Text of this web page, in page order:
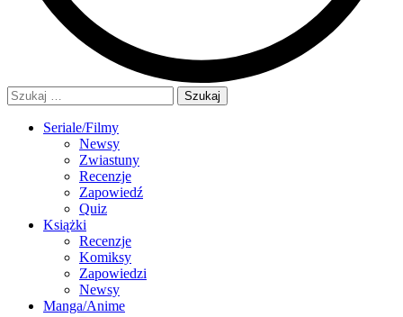
Szukaj:
Seriale/Filmy
Newsy
Zwiastuny
Recenzje
Zapowiedź
Quiz
Książki
Recenzje
Komiksy
Zapowiedzi
Newsy
Manga/Anime